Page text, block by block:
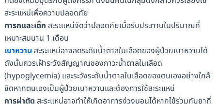
สะระแหน่เพื่อความปลอดภัย
ทารกและเด็ก สะระแหน่จัดว่าปลอดภัยเมื่อรับประทานในปริมาณที่
เหมาะสมนาน 1 เดือน
เบาหวาน สะระแหน่อาจลดระดับน้ำตาลในเลือดของผู้ป่วยเบาหวานได้
ดังนั้นควรเฝ้าระวังสัญญาณของภาวะน้ำตาลในเลือด
(hypoglycemia) และระวังระดับน้ำตาลในเลือดของตนเองอย่างใกล้
ชิดหากตนเองเป็นผู้ป่วยเบาหวานและต้องการใช้สะระแหน่
การผ่าตัด สะระแหน่อาจทำให้เกิดอาการง่วงนอนได้หากใช้ร่วมกับยาที่